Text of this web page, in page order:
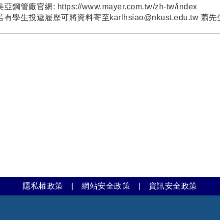
亞鋼管廠官網: https://www.mayer.com.tw/zh-tw/index
有學生投遞履歷可將資料寄至karlhsiao@nkust.edu.tw 蕭先
隱私權政策 |網站安全政策 資訊安全政策